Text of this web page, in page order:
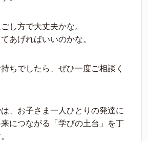
し方で大丈夫かな。
あげればいいのかな。
ちでしたら、ぜひ一度ご相談く
、お子さま一人ひとりの発達に
につながる「学びの土台」を丁